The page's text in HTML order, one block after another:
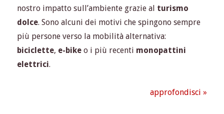
nostro impatto sull’ambiente grazie al turismo
dolce. Sono alcuni dei motivi che spingono sempre
più persone verso la mobilità alternativa:
biciclette, e-bike o i più recenti monopattini
elettrici.
approfondisci »